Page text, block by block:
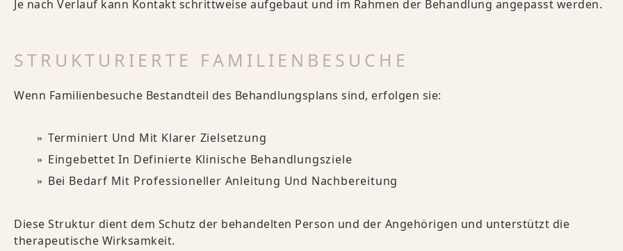
Je nach Verlauf kann Kontakt schrittweise aufgebaut und im Rahmen der Behandlung angepasst werden.
STRUKTURIERTE FAMILIENBESUCHE
Wenn Familienbesuche Bestandteil des Behandlungsplans sind, erfolgen sie:
Terminiert Und Mit Klarer Zielsetzung
Eingebettet In Definierte Klinische Behandlungsziele
Bei Bedarf Mit Professioneller Anleitung Und Nachbereitung
Diese Struktur dient dem Schutz der behandelten Person und der Angehörigen und unterstützt die
therapeutische Wirksamkeit.